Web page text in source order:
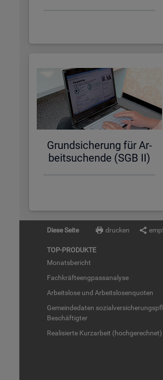
Grund­si­che­rung für Ar­
beit­su­chen­de (SGB II)
Diese Seite drucken
TOP-PRO­DUK­TE
Mo­nats­be­richt
Fach­kräf­te­eng­pass­ana­ly­se
Ar­beits­lo­se und Ar­beits­lo­sen­quo­ten
Ge­mein­de­da­ten
Be­schäf­tig­ter
Rea­li­sier­te Kurz­ar­beit (hoch­ge­rech­net)